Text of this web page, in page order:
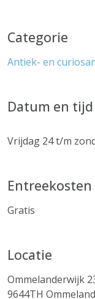
Categorie
Antiek- en
Datum en tijd
Vrijdag 24 t/m
Entreekosten
Gratis
Locatie
Ommelanderwijk
9644TH